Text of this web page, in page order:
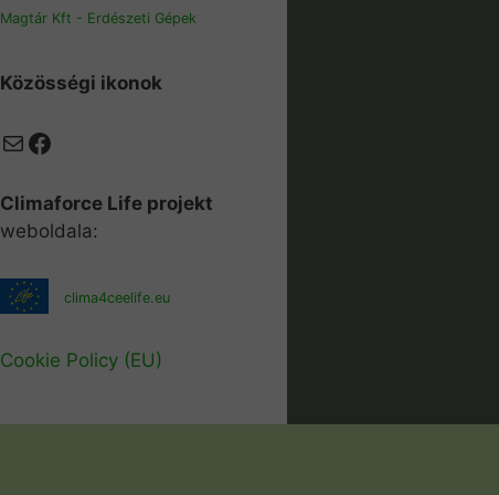
Magtár Kft - Erdészeti Gépek
Közösségi ikonok
MailFacebook
Climaforce Life projekt
weboldala:
clima4ceelife.eu
Cookie Policy (EU)